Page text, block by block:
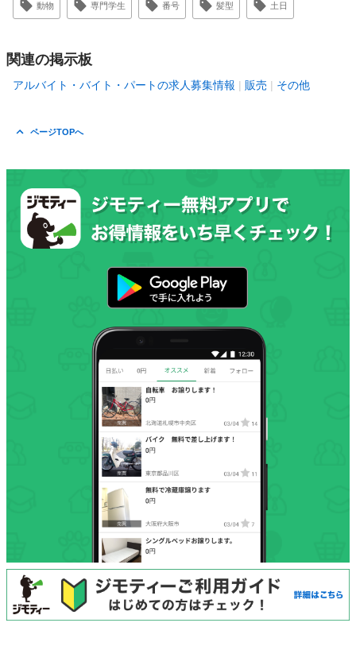
動物 専門学生 番号 髪型 土日
関連の掲示板
アルバイト・バイト・パートの求人募集情報 販売 その他
ページTOPへ